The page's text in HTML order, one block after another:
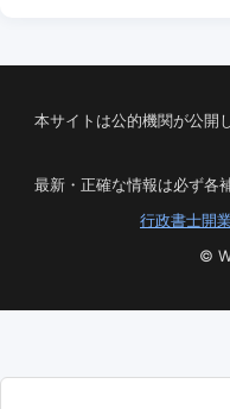
本サイトは公的機関が公開
最新・正確な情報は必ず各
行政書士開
©